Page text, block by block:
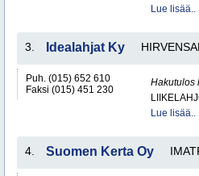
Lue lisää..
3. Idealahjat Ky
Puh. (015) 652 610
Faksi (015) 451 230
Hakutulos
Lue lisää..
4. Suomen Kerta Oy